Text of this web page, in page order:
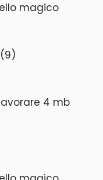
magico
4 mb